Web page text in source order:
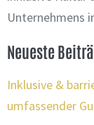
Unternehmens
Neueste
Inklusive &
umfassender